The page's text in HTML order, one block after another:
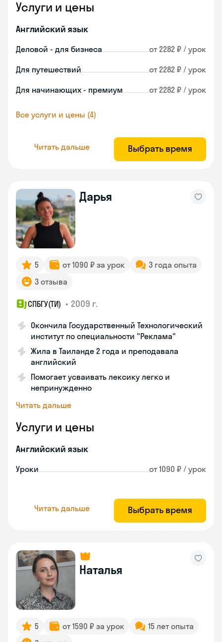
Услуги и цены
Английский язык
Деловой - для бизнеса от 2282 ₽ / урок
Для путешествий от 2282 ₽ / урок
Для начинающих - премиум от 2282 ₽ / урок
Все услуги и цены (4)
Читать дальше Выбрать время
Дарья
5 от 1090 ₽ за урок
3 года опыта
3 отзыва
СПБГУ(ТИ) • 2009 г.
Окончила Государственный Технологический
институт по специальности "Реклама"
Жила в Таиланде 2 года и преподавала
английский
Помогает усваивать лексику легко и
непринужденно
Читать дальше
Услуги и цены
Английский язык
Уроки от 1090 ₽ / урок
Читать дальше Выбрать время
Наталья
5 от 1590 ₽ за урок
15 лет опыта